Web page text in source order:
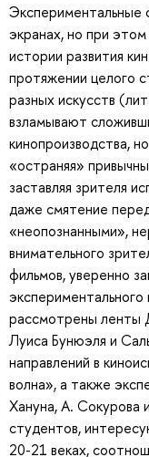
Экспериментальные
экранах, но при
истории развития
протяжении целого
разных искусств
взламывают
кинопроизводства,
«остраняя»
заставляя зрителя
даже смятение
«неопознанными»,
внимательного
фильмов, уверенно
рассмотрены ленты
Луиса Бунюэля и
направлений в
волна», а также
Хануна, А. Сокурова
студентов,
20-21 веках,